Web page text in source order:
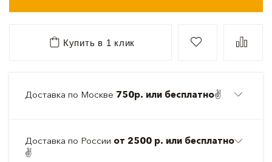
Купить в 1 клик
Доставка по Москве 750р. или бесплатно✌️
Доставка по России от 2500 р. или бесплатно
✌️